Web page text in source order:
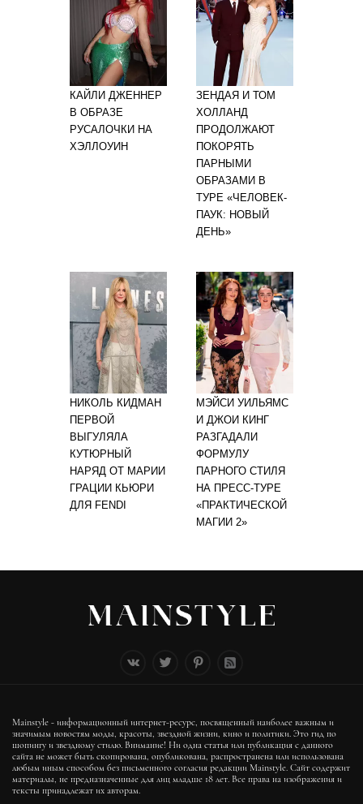
КАЙЛИ ДЖЕННЕР
В ОБРАЗЕ
РУСАЛОЧКИ НА
ХЭЛЛОУИН
ЗЕНДАЯ И ТОМ
ХОЛЛАНД
ПРОДОЛЖАЮТ
ПОКОРЯТЬ
ПАРНЫМИ
ОБРАЗАМИ В
ТУРЕ «ЧЕЛОВЕК-
ПАУК: НОВЫЙ
ДЕНЬ»
НИКОЛЬ КИДМАН
ПЕРВОЙ
ВЫГУЛЯЛА
КУТЮРНЫЙ
НАРЯД ОТ МАРИИ
ГРАЦИИ КЬЮРИ
ДЛЯ FENDI
МЭЙСИ УИЛЬЯМС
И ДЖОИ КИНГ
РАЗГАДАЛИ
ФОРМУЛУ
ПАРНОГО СТИЛЯ
НА ПРЕСС-ТУРЕ
«ПРАКТИЧЕСКОЙ
МАГИИ 2»
Mainstyle - информационный интернет-ресурс, посвященный наиболее важным и
значимым новостям моды, красоты, звездной жизни, кино и политики. Это гид по
шопингу и звездному стилю. Внимание! Ни одна статья или публикация с данного
сайта не может быть скопирована, опубликована, распространена или использована
любым иным способом без письменного согласия редакции Mainstyle. Сайт содержит
материалы, не предназначенные для лиц младше 18 лет. Все права на изображения и
тексты принадлежат их авторам.